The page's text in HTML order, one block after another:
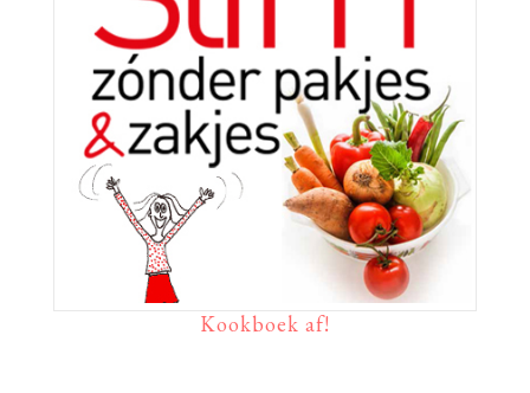
Kookboek af!